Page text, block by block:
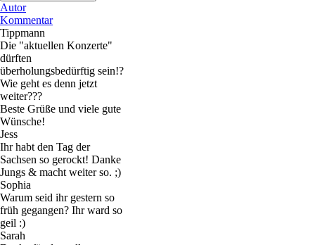
Autor
Kommentar
Tippmann
Die "aktuellen Konzerte"
dürften
überholungsbedürftig sein!?
Wie geht es denn jetzt
weiter???
Beste Grüße und viele gute
Wünsche!
Jess
Ihr habt den Tag der
Sachsen so gerockt! Danke
Jungs & macht weiter so. ;)
Sophia
Warum seid ihr gestern so
früh gegangen? Ihr ward so
geil :)
Sarah